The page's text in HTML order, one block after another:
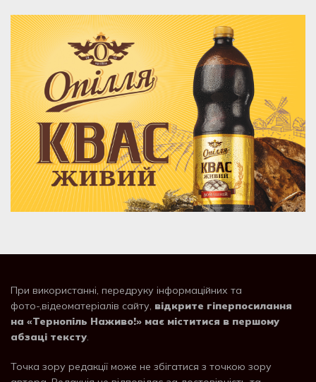
При використанні, передруку інформаційних та
фото-,відеоматеріалів сайту, відкрите гіперпосилання
на «Тернопіль Наживо!» має міститися в першому
абзаці тексту.
Точка зору редакції може не збігатися з точкою зору